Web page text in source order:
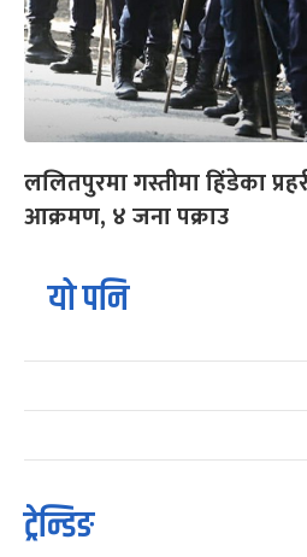
ललितपुरमा गस्तीमा हिंडेका
आक्रमण, ४ जना पक्राउ
यो पनि
ट्रेन्डिङ